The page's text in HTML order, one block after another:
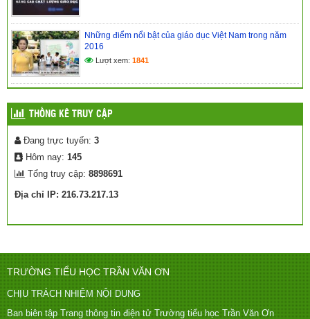
Những điểm nổi bật của giáo dục Việt Nam trong năm
2016
Lượt xem: 1841
THỐNG KÊ TRUY CẬP
Đang trực tuyến: 3
Hôm nay: 145
Tổng truy cập: 8898691
Địa chỉ IP: 216.73.217.13
TRƯỜNG TIỂU HỌC TRẦN VĂN ƠN
CHỊU TRÁCH NHIỆM NỘI DUNG
Ban biên tập Trang thông tin điện tử Trường tiểu học Trần Văn Ơn